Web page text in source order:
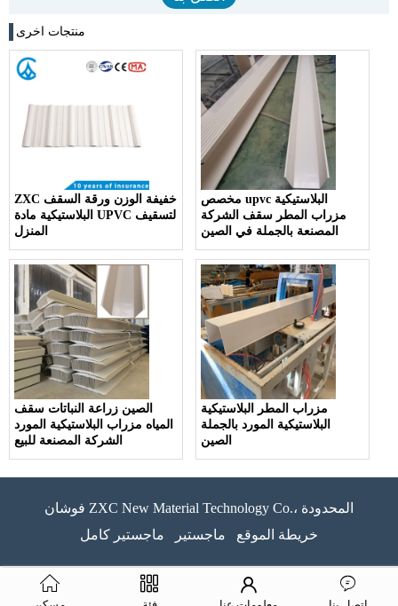
منتجات اخرى
ZXC خفيفة الوزن ورقة السقف
البلاستيكية مادة UPVC لتسقيف
المنزل
مخصص upvc البلاستيكية
مزراب المطر سقف الشركة
المصنعة بالجملة في الصين
الصين زراعة النباتات سقف
المياه مزراب البلاستيكية المورد
الشركة المصنعة للبيع
مزراب المطر البلاستيكية
البلاستيكية المورد بالجملة
الصين
فوشان ZXC New Material Technology Co.، المحدودة
خريطة الموقع
ماجستير ماجستير كامل